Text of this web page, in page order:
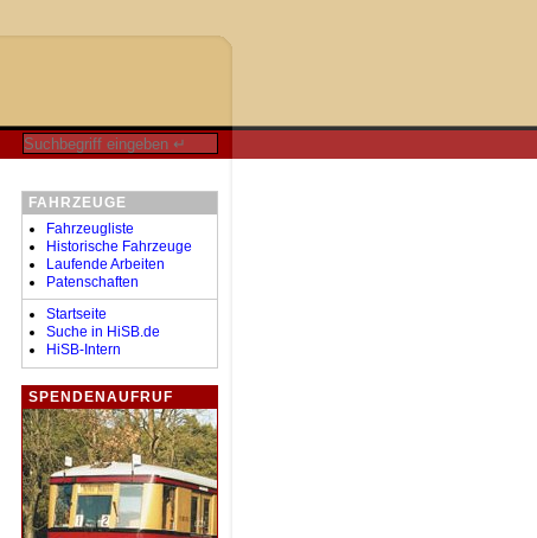
FAHRZEUGE
Fahrzeugliste
Historische Fahrzeuge
Laufende Arbeiten
Patenschaften
Startseite
Suche in HiSB.de
HiSB-Intern
SPENDENAUFRUF